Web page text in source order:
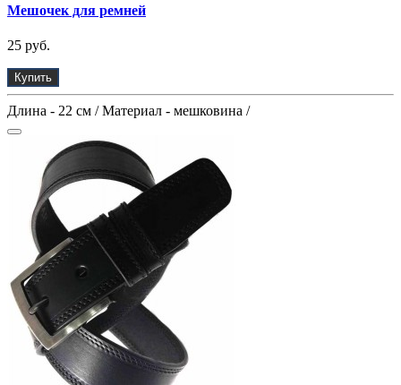
Мешочек для ремней
25 руб.
Купить
Длина - 22 см / Материал - мешковина /